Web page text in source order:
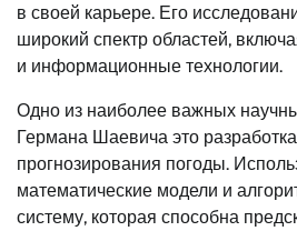
в своей карьере. Его
широкий спектр областей,
и информационные технологии.
Одно из наиболее важных
Германа Шаевича это
прогнозирования погоды.
математические модели и
систему, которая способна